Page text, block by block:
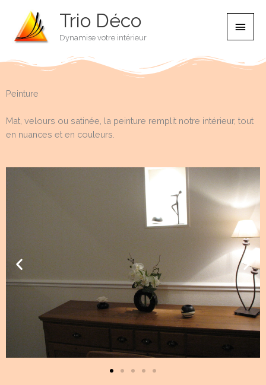
contenu
Trio Déco
Dynamise votre intérieur
Peinture
Mat, velours ou satinée, la peinture remplit notre intérieur, tout
en nuances et en couleurs.